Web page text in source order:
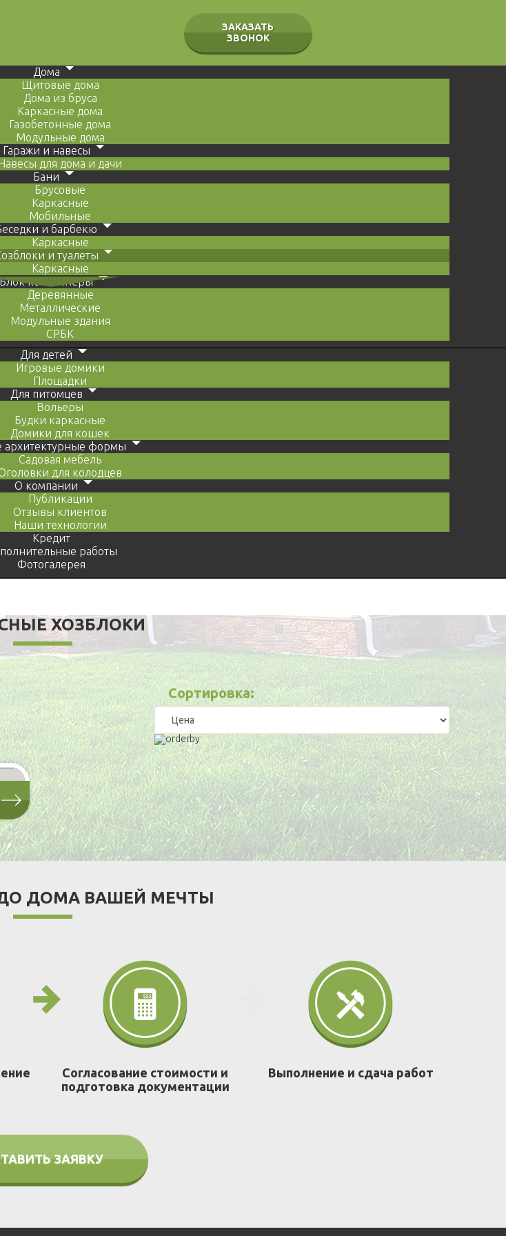
ЗАКАЗАТЬ
ЗВОНОК
Дома
Щитовые дома
Дома из бруса
Каркасные дома
Газобетонные дома
Модульные дома
Гаражи и навесы
для дома и дачи
Бани
Брусовые
Каркасные
Мобильные
и барбекю
Каркасные
и туалеты
Каркасные
Блок контейнеры
Деревянные
Металлические
Модульные здания
СРБК
Для детей
Игровые домики
Площадки
Для питомцев
Вольеры
Будки каркасные
Домики для кошек
архитектурные формы
Садовая мебель
для колодцев
О компании
Публикации
Отзывы клиентов
Наши технологии
Кредит
работы
Фотогалерея
ХОЗБЛОКИ
Сортировка:
Р
ДО ДОМА ВАШЕЙ МЕЧТЫ
Согласование стоимости и
подготовка документации
Выполнение и сдача работ
ЗАЯВКУ